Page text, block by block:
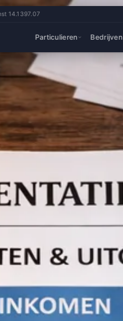
14.1397.07
Particulieren Bedrijven